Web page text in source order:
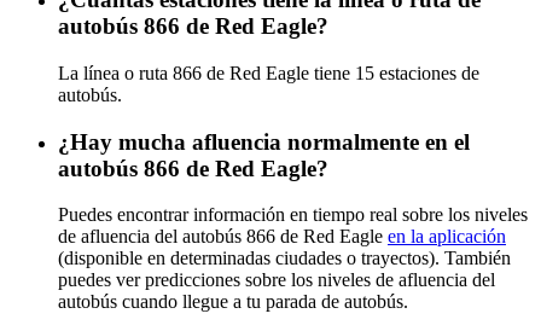
autobús 866 de Red Eagle?
La línea o ruta 866 de Red Eagle tiene 15 estaciones de
autobús.
¿Hay mucha afluencia normalmente en el
autobús 866 de Red Eagle?
Puedes encontrar información en tiempo real sobre los niveles
de afluencia del autobús 866 de Red Eagle en la aplicación
(disponible en determinadas ciudades o trayectos). También
puedes ver predicciones sobre los niveles de afluencia del
autobús cuando llegue a tu parada de autobús.